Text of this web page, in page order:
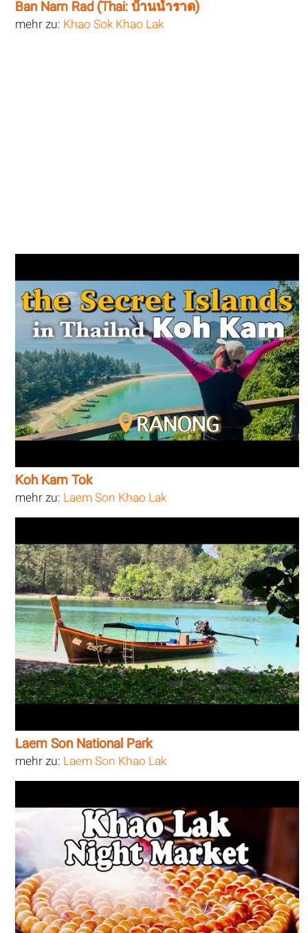
Ban Nam Rad (Thai: บ้านน้ำราด)
mehr zu: Khao Sok Khao Lak
Koh Kam Tok
mehr zu: Laem Son Khao Lak
Laem Son National Park
mehr zu: Laem Son Khao Lak